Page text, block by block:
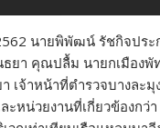
นายพิพัฒน์ รัชกิจปร
ยา คุณปลื้ม นายกเมือง
เจ้าหน้าที่ตำรวจบางละ
ะหน่วยงานที่เกี่ยวข้องก